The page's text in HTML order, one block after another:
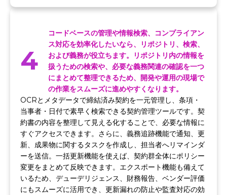
4
コードベースの管理や情報検索、コンプライアン
ス対応を効率化したいなら、リポジトリ、検索、
および義務が役立ちます。リポジトリ内の情報を
扱うための検索や、必要な義務関連の確認を一つ
にまとめて整理できるため、開発や運用の現場で
の作業をスムーズに進めやすくなります。
OCRとメタデータで締結済み契約を一元管理し、条項・
当事者・日付で素早く検索できる契約管理ツールです。契
約書の内容を整理して見える化することで、必要な情報に
すぐアクセスできます。さらに、義務追跡機能で通知、更
新、成果物に関するタスクを作成し、担当者へリマインダ
ーを送信。一括更新機能を使えば、契約群全体にポリシー
変更をまとめて反映できます。エクスポート機能も備えて
いるため、デューデリジェンス、財務報告、ベンダー評価
にもスムーズに活用でき、更新漏れの防止や監査対応の効